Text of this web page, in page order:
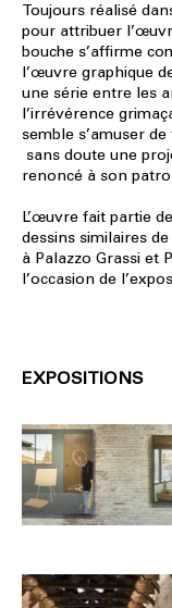
Toujours réalisé
pour attribuer
bouche s’affirme
l’œuvre graphique
une série entre les
l’irrévérence
semble s’amuser
sans doute une
renoncé à son
L’œuvre fait partie
dessins similaires
à Palazzo Grassi et
l’occasion de
EXPOSITIONS